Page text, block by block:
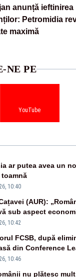
anunță ieftinirea
Petromidia
maximă
NE PE
YouTube
ar putea avea un
10:40
(AUR):
sub aspect
al guvernărilor din
10:42
FCSB, după
din Conference
nu scoți în evidență
10:46
nu plătesc